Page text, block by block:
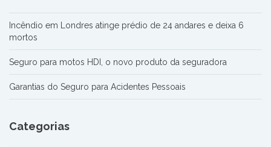
Incêndio em Londres atinge prédio de 24 andares e deixa 6
mortos
Seguro para motos HDI, o novo produto da seguradora
Garantias do Seguro para Acidentes Pessoais
Categorias